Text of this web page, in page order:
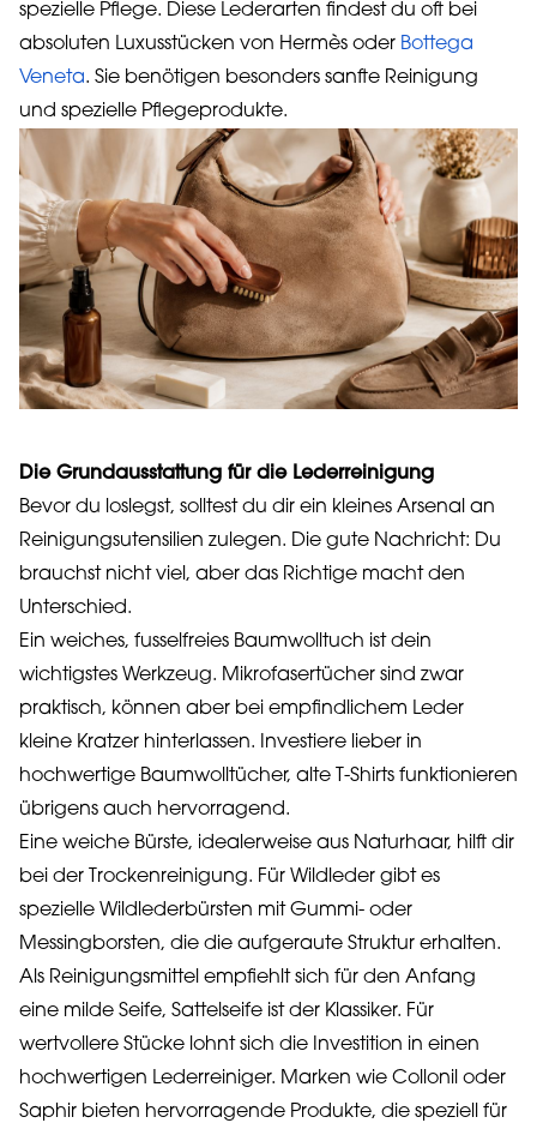
spezielle Pflege. Diese Lederarten findest du oft bei
absoluten Luxusstücken von Hermès oder Bottega
Veneta. Sie benötigen besonders sanfte Reinigung
und spezielle Pflegeprodukte.
Die Grundausstattung für die Lederreinigung
Bevor du loslegst, solltest du dir ein kleines Arsenal an
Reinigungsutensilien zulegen. Die gute Nachricht: Du
brauchst nicht viel, aber das Richtige macht den
Unterschied.
Ein weiches, fusselfreies Baumwolltuch ist dein
wichtigstes Werkzeug. Mikrofasertücher sind zwar
praktisch, können aber bei empfindlichem Leder
kleine Kratzer hinterlassen. Investiere lieber in
hochwertige Baumwolltücher, alte T-Shirts funktionieren
übrigens auch hervorragend.
Eine weiche Bürste, idealerweise aus Naturhaar, hilft dir
bei der Trockenreinigung. Für Wildleder gibt es
spezielle Wildlederbürsten mit Gummi- oder
Messingborsten, die die aufgeraute Struktur erhalten.
Als Reinigungsmittel empfiehlt sich für den Anfang
eine milde Seife, Sattelseife ist der Klassiker. Für
wertvollere Stücke lohnt sich die Investition in einen
hochwertigen Lederreiniger. Marken wie Collonil oder
Saphir bieten hervorragende Produkte, die speziell für